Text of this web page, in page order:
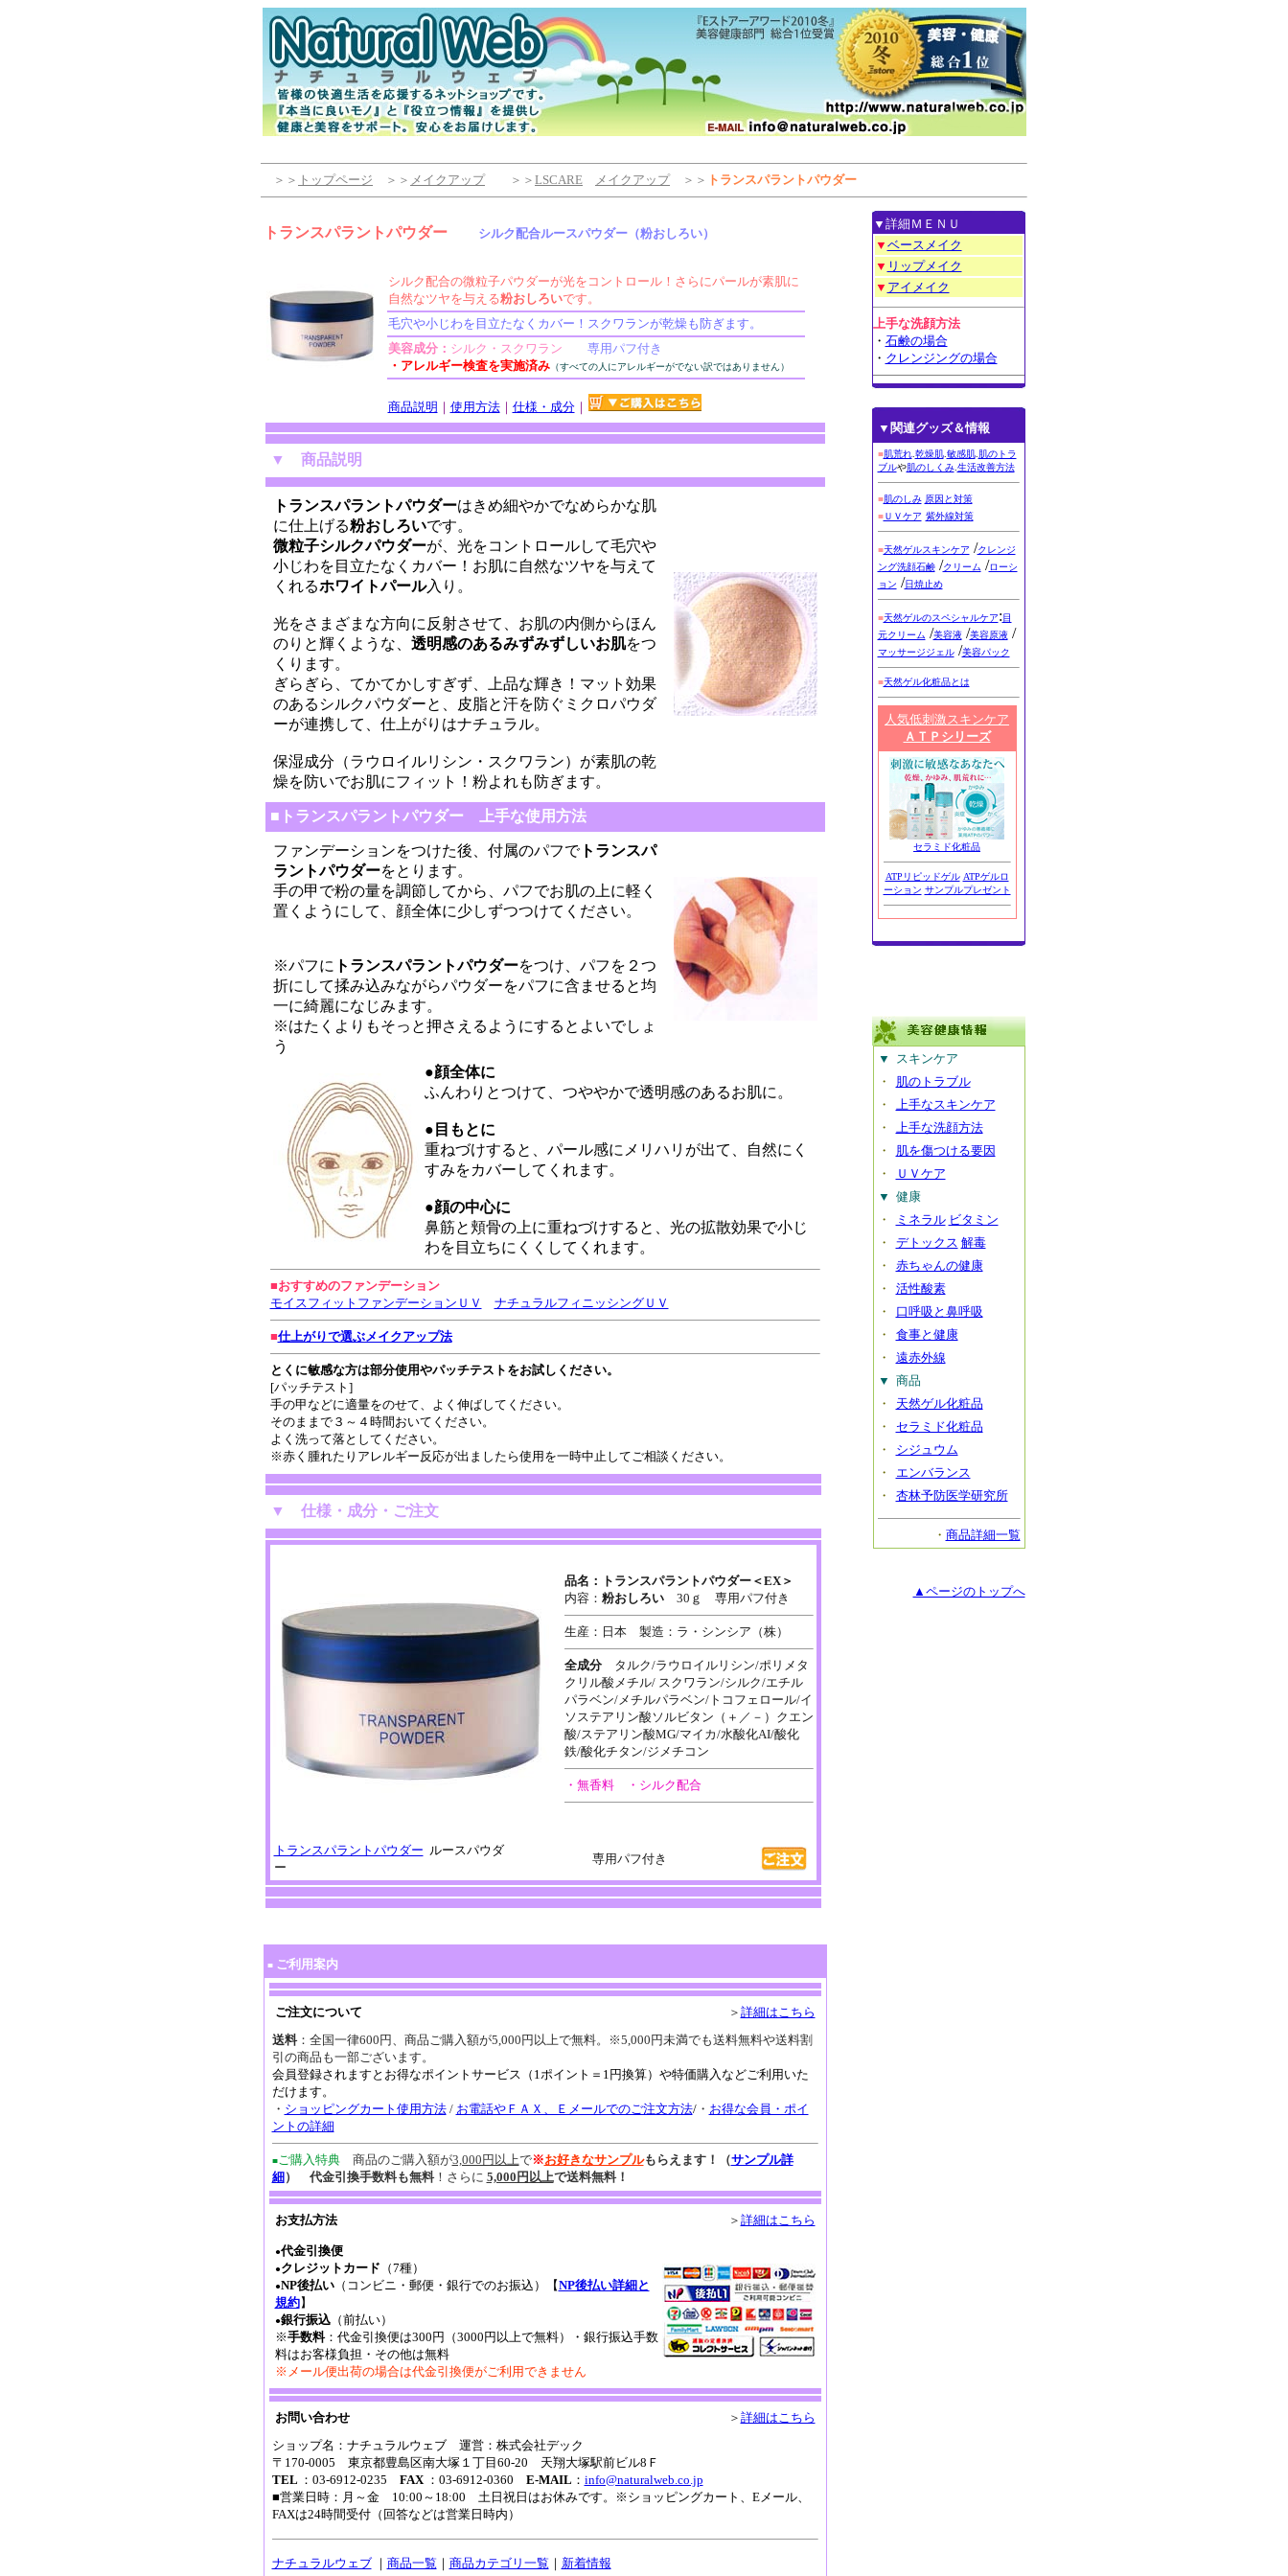
＞＞ トップページ ＞＞ メイクアップ＞＞ LSCARE メイクアップ＞＞ トランスパラントパウダー
トランスパラントパウダー シルク配合ルースパウダー（粉おしろい）
シルク配合の微粒子パウダーが光をコントロール！さらにパールが素肌に
自然なツヤを与える粉おしろいです。
毛穴や小じわを目立たなくカバー！スクワランが乾燥も防ぎます。
美容成分： シルク・スクワラン 専用パフ付き
・アレルギー検査を実施済み（すべての人にアレルギーがでない訳ではありません）
商品説明 ｜ 使用方法｜ 仕様・成分｜
▼ 商品説明
トランスパラントパウダーはきめ細やかでなめらかな肌
に仕上げる粉おしろいです。
微粒子シルクパウダーが、光をコントロールして毛穴や
小じわを目立たなくカバー！お肌に自然なツヤを与えて
くれるホワイトパール入り。
光をさまざまな方向に反射させて、お肌の内側からほん
のりと輝くような、 透明感のあるみずみずしいお肌をつ
くります。
ぎらぎら、てかてかしすぎず、上品な輝き！マット効果
のあるシルクパウダーと、皮脂と汗を防ぐミクロパウダ
ーが連携して、仕上がりはナチュラル。
保湿成分（ラウロイルリシン・スクワラン）が素肌の乾
燥を防いでお肌にフィット！粉よれも防ぎます。
■トランスパラントパウダー 上手な使用方法
ファンデーションをつけた後、付属のパフでトランスパ
ラントパウダーをとります。
手の甲で粉の量を調節してから、パフでお肌の上に軽く
置くようにして、顔全体に少しずつつけてください。
※パフに トランスパラントパウダーをつけ、パフを２つ
折にして揉み込みながらパウダーをパフに含ませると均
一に綺麗になじみます。
※はたくよりもそっと押さえるようにするとよいでしょ
う
●顔全体に
ふんわりとつけて、つややかで透明感のあるお肌に。
● 目もとに
重ねづけすると、パール感にメリハリが出て、自然にく
すみをカバーしてくれます。
●顔の中心に
鼻筋と頬骨の上に重ねづけすると、光の拡散効果で小じ
わを目立ちにくくしてくれます。
■おすすめのファンデーション
モイスフィットファンデーションＵＶ
ナチュラルフィニッシングＵＶ
■仕上がりで選ぶメイクアップ法
とくに敏感な方は部分使用やパッチテストをお試しください。
[パッチテスト]
手の甲などに適量をのせて、よく伸ばしてください。
そのままで３～４時間おいてください。
よく洗って落としてください。
※赤く腫れたりアレルギー反応が出ましたら使用を一時中止してご相談ください。
▼ 仕様・成分・ご注文
品名： トランスパラントパウダー＜EX＞
内容： 粉おしろい30ｇ 専用パフ付き
生産：日本 製造：ラ・シンシア（株）
全成分タルク/ラウロイルリシン/ポリメタ
クリル酸メチル/ スクワラン/シルク/エチル
パラベン/メチルパラベン/トコフェロール/イ
ソステアリン酸ソルビタン（＋／－）クエン
酸/ステアリン酸MG/マイカ/水酸化AI/酸化
鉄/酸化チタン/ジメチコン
・無香料 ・シルク配合
トランスパラントパウダー ルースパウダ
ー
専用パフ付き
■ ご利用案内
ご注文について ＞ 詳細はこちら
送料：全国一律600円、商品ご購入額が5,000円以上で無料。※5,000円未満でも送料無料や送料割
引の商品も一部ございます。
会員登録されますとお得なポイントサービス（1ポイント＝1円換算）や特価購入などご利用いた
だけます。
・ ショッピングカート使用方法/ お電話やＦＡＸ、Ｅメールでのご注文方法/・ お得な会員・ポイ
ントの詳細
■ご購入特典商品のご購入額が3,000円以上で※お好きなサンプルもらえます！ （サンプル詳
細） 代金引換手数料も無料！さらに 5,000円以上で送料無料！
お支払方法 ＞ 詳細はこちら
●代金引換便
●クレジットカード （7種）
●NP後払い（コンビニ・郵便・銀行でのお振込）【NP後払い詳細と
規約】
●銀行振込（前払い）
※手数料：代金引換便は300円（3000円以上で無料）・銀行振込手数
料はお客様負担・その他は無料
※メール便出荷の場合は代金引換便がご利用できません
お問い合わせ ＞ 詳細はこちら
ショップ名：ナチュラルウェブ 運営：株式会社デック
〒170-0005 東京都豊島区南大塚１丁目60-20 天翔大塚駅前ビル8Ｆ
TEL ：03-6912-0235 FAX ：03-6912-0360 E-MAIL ： info@naturalweb.co.jp
■営業日時：月～金 10:00～18:00 土日祝日はお休みです。※ショッピングカート、Eメール、
FAXは24時間受付（回答などは営業日時内）
ナチュラルウェブ｜ 商品一覧 ｜ 商品カテゴリ一覧 ｜ 新着情報
▼詳細ＭＥＮＵ
▼ ベースメイク
▼ リップメイク
▼ アイメイク
上手な洗顔方法
・ 石鹸の場合
・ クレンジングの場合
▼関連グッズ＆情報
■肌荒れ. 乾燥肌. 敏感肌. 肌のトラ
ブルや肌のしくみ. 生活改善方法
■肌のしみ 原因と対策
■ＵＶケア 紫外線対策
■天然ゲルスキンケア /クレンジ
ング洗顔石鹸/クリーム /ローシ
ョン /日焼止め
■天然ゲルのスペシャルケア:目
元クリーム /美容液/美容原液/
マッサージジェル/美容パック
■天然ゲル化粧品とは
人気低刺激スキンケア
ＡＴＰシリーズ
セラミド化粧品
ATPリピッドゲル ATPゲルロ
ーション サンプルプレゼント
▼
スキンケア
・
肌のトラブル
・
上手なスキンケア
・
上手な洗顔方法
・
肌を傷つける要因
・
ＵＶケア
▼ 健康
・
ミネラル ビタミン
・
デトックス 解毒
・
赤ちゃんの健康
・
活性酸素
・
口呼吸と鼻呼吸
・
食事と健康
・
遠赤外線
▼ 商品
・
天然ゲル化粧品
・
セラミド化粧品
・
シジュウム
・
エンバランス
・
杏林予防医学研究所
・ 商品詳細一覧
▲ページのトップへ